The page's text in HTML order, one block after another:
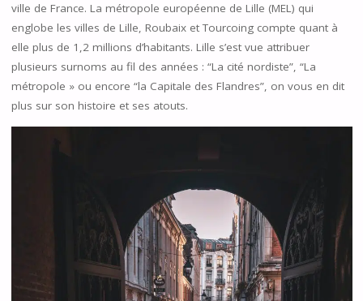
ville de France. La métropole européenne de Lille (MEL) qui
englobe les villes de Lille, Roubaix et Tourcoing compte quant à
elle plus de 1,2 millions d’habitants. Lille s’est vue attribuer
plusieurs surnoms au fil des années : “La cité nordiste”, “La
métropole » ou encore “la Capitale des Flandres”, on vous en dit
plus sur son histoire et ses atouts.